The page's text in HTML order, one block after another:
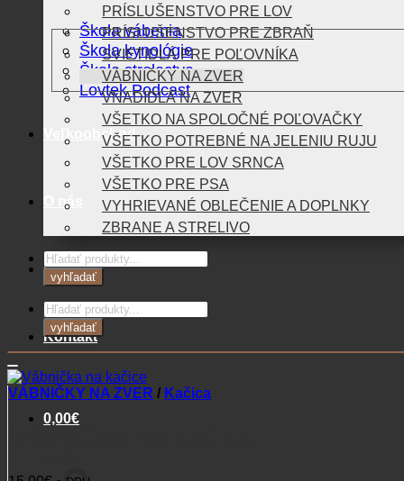
Škola vábenia
Škola kynológie
Škola strelectva
Lovtek Podcast
Veľkoobchod
O nás
Blog
Kontakt
0,00€
PRÍSLUŠENSTVO PRE LOV
PRÍSLUŠENSTVO PRE ZBRAŇ
SVIETIDLÁ PRE POĽOVNÍKA
VÁBNIČKY NA ZVER
VNADIDLÁ NA ZVER
VŠETKO NA SPOLOČNÉ POĽOVAČKY
VŠETKO POTREBNÉ NA JELENIU RUJU
VŠETKO PRE LOV SRNCA
VŠETKO PRE PSA
VYHRIEVANÉ OBLEČENIE A DOPLNKY
ZBRANE A STRELIVO
Products
search
vyhľadať
Products
search
vyhľadať
VÁBNIČKY NA ZVER / Kačica